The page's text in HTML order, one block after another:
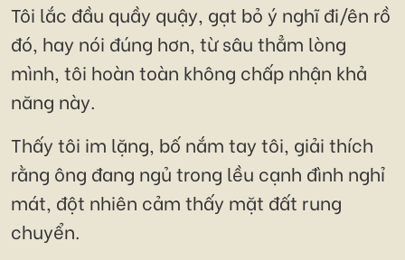
Tôi lắc đầu quầy quậy, gạt bỏ ý nghĩ đi/ên rồ
đó, hay nói đúng hơn, từ sâu thẳm lòng
mình, tôi hoàn toàn không chấp nhận khả
năng này.
Thấy tôi im lặng, bố nắm tay tôi, giải thích
rằng ông đang ngủ trong lều cạnh đình nghỉ
mát, đột nhiên cảm thấy mặt đất rung
chuyển.